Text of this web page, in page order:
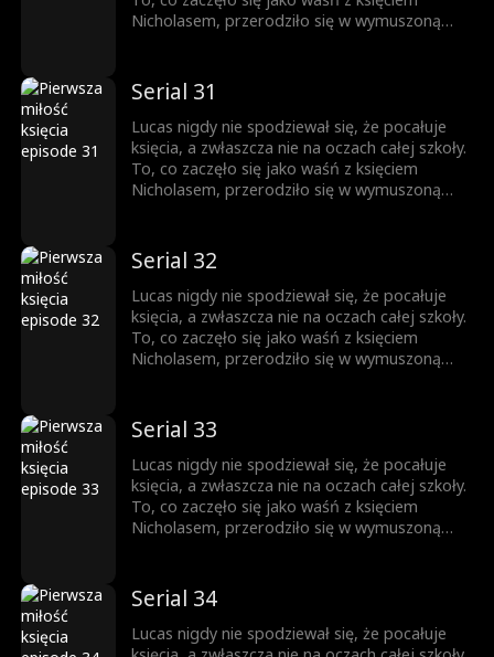
do momentu, gdy nie da się jej już dłużej
Nicholasem, przerodziło się w wymuszoną
spojrzenie, każde dotknięcie dłoni zbliża ich
do siebie. Ale Nicholas jest rozdarty między
królewskim obowiązkiem a rosnącym
uczuciem do chłopca, którego kiedyś nazywał
wrogiem. Obaj boją się wyznać prawdę... Aż
do momentu, gdy nie da się jej już dłużej
Serial 31
Lucas nigdy nie spodziewał się, że pocałuje
księcia, a zwłaszcza nie na oczach całej szkoły.
To, co zaczęło się jako waśń z księciem
Nicholasem, przerodziło się w wymuszoną
spojrzenie, każde dotknięcie dłoni zbliża ich
do siebie. Ale Nicholas jest rozdarty między
królewskim obowiązkiem a rosnącym
uczuciem do chłopca, którego kiedyś nazywał
wrogiem. Obaj boją się wyznać prawdę... Aż
do momentu, gdy nie da się jej już dłużej
Serial 32
Lucas nigdy nie spodziewał się, że pocałuje
księcia, a zwłaszcza nie na oczach całej szkoły.
To, co zaczęło się jako waśń z księciem
Nicholasem, przerodziło się w wymuszoną
spojrzenie, każde dotknięcie dłoni zbliża ich
do siebie. Ale Nicholas jest rozdarty między
królewskim obowiązkiem a rosnącym
uczuciem do chłopca, którego kiedyś nazywał
wrogiem. Obaj boją się wyznać prawdę... Aż
do momentu, gdy nie da się jej już dłużej
Serial 33
Lucas nigdy nie spodziewał się, że pocałuje
księcia, a zwłaszcza nie na oczach całej szkoły.
To, co zaczęło się jako waśń z księciem
Nicholasem, przerodziło się w wymuszoną
spojrzenie, każde dotknięcie dłoni zbliża ich
do siebie. Ale Nicholas jest rozdarty między
królewskim obowiązkiem a rosnącym
Serial 34
Lucas nigdy nie spodziewał się, że pocałuje